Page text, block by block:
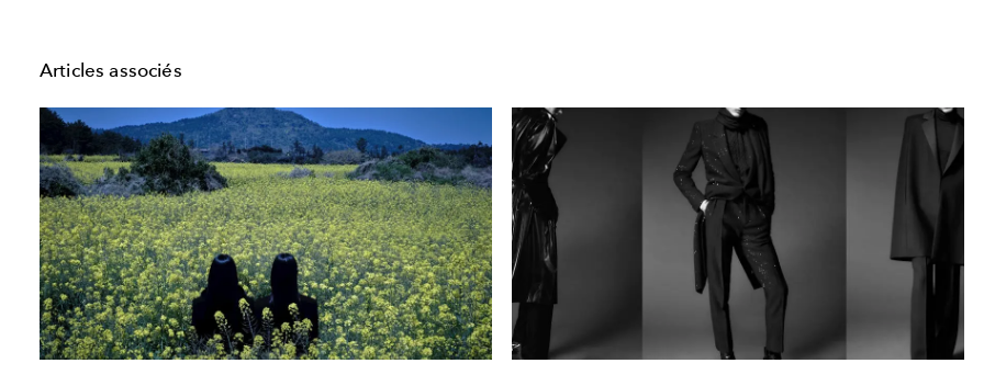
Articles associés